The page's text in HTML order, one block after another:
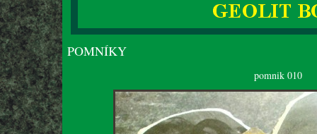
POMNÍKY
pomnik 010